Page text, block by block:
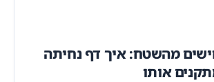
מהשטח: איך דף נחיתה
אותו